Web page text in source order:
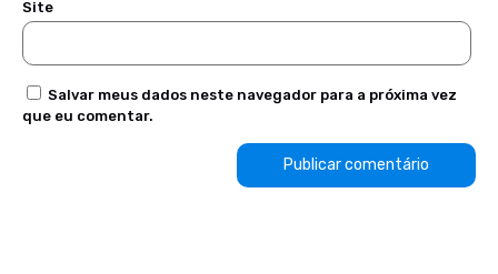
Site
Salvar meus dados neste navegador para a próxima vez
que eu comentar.